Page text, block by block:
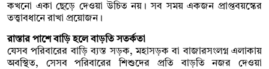
কখনো একা ছেড়ে দেওয়া উচিত নয়। সব সময় একজন প্রাপ্তবয়স্কের
তত্ত্বাবধানে রাখা প্রয়োজন।
রাস্তার পাশে বাড়ি হলে বাড়তি সতর্কতা
যেসব পরিবারের বাড়ি ব্যস্ত সড়ক, মহাসড়ক বা বাজারসংলগ্ন এলাকায়
অবস্থিত, সেসব পরিবারের শিশুদের প্রতি বাড়তি নজর দেওয়া